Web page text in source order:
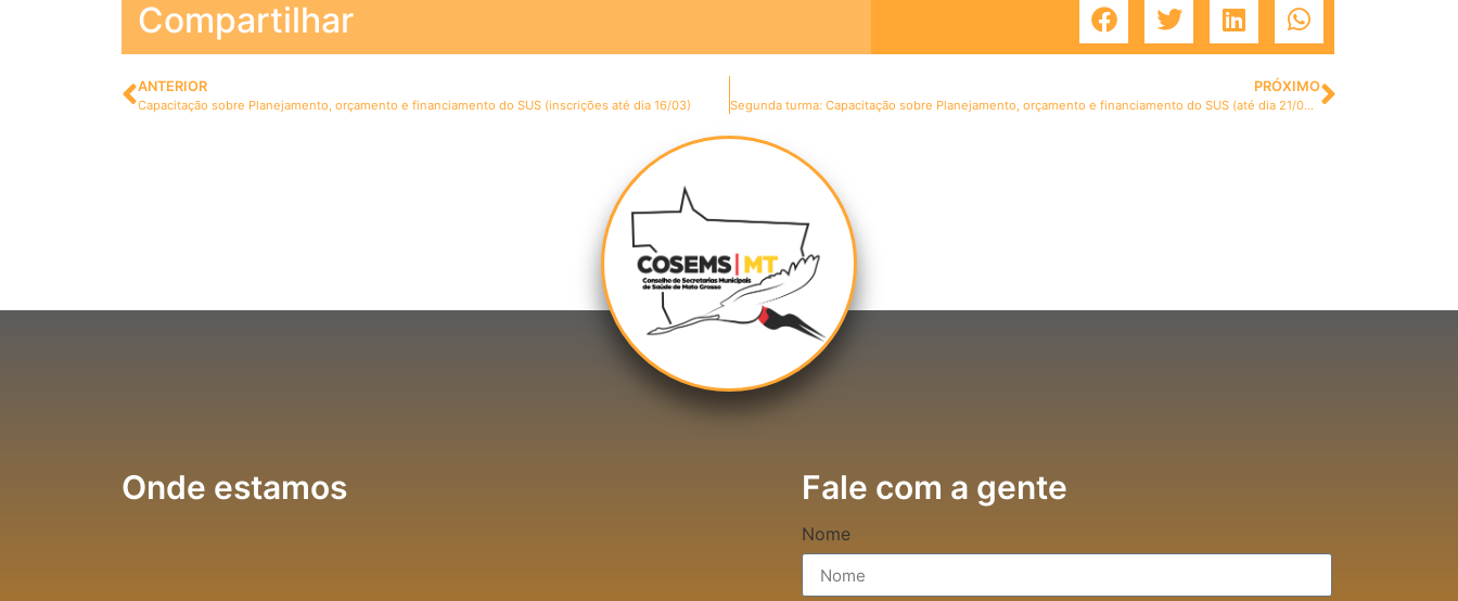
Compartilhar
ANTERIOR
Capacitação sobre Planejamento, orçamento e financiamento do SUS (inscrições até dia 16/03)
PRÓXIMO
Segunda turma: Capacitação sobre Planejamento, orçamento e financiamento do SUS (até dia 21/03, às 10h)
Onde estamos Fale com a gente
Nome